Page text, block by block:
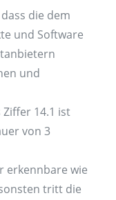
die dem
und Software
und
Ziffer 14.1 ist
von 3
erkennbare wie
tritt die